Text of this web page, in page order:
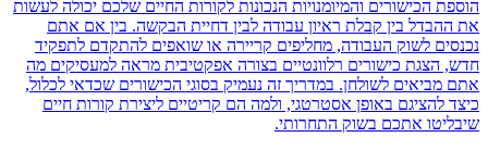
הוספת הכישורים והמיומנויות הנכונות לקורות החיים שלכם יכולה לעשות
את ההבדל בין קבלת ראיון עבודה לבין דחיית הבקשה. בין אם אתם
נכנסים לשוק העבודה, מחליפים קריירה או שואפים להתקדם לתפקיד
חדש, הצגת כישורים רלוונטיים בצורה אפקטיבית מראה למעסיקים מה
אתם מביאים לשולחן. במדריך זה נעמיק בסוגי הכישורים שכדאי לכלול,
כיצד להציגם באופן אסטרטגי, ולמה הם קריטיים ליצירת קורות חיים
שיבליטו אתכם בשוק התחרותי.